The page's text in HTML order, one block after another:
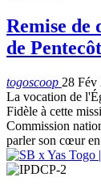
Remise de
de
togoscoop 28 Fév
La vocation de
Fidèle à cette
Commission
parler son cœur